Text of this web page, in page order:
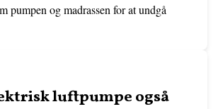
pumpen og madrassen for at undgå
luftpumpe også